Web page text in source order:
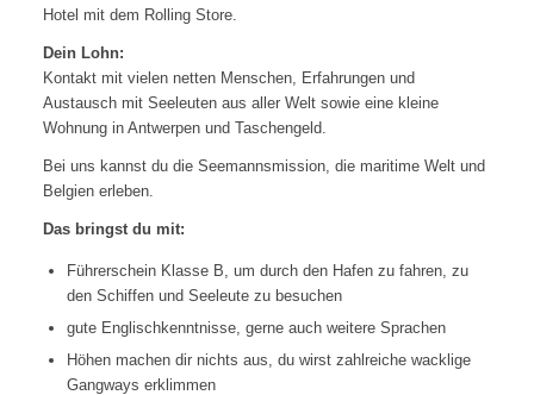
Hotel mit dem Rolling Store.
Dein Lohn:
Kontakt mit vielen netten Menschen, Erfahrungen und
Austausch mit Seeleuten aus aller Welt sowie eine kleine
Wohnung in Antwerpen und Taschengeld.
Bei uns kannst du die Seemannsmission, die maritime Welt und
Belgien erleben.
Das bringst du mit:
Führerschein Klasse B, um durch den Hafen zu fahren, zu
den Schiffen und Seeleute zu besuchen
gute Englischkenntnisse, gerne auch weitere Sprachen
Höhen machen dir nichts aus, du wirst zahlreiche wacklige
Gangways erklimmen